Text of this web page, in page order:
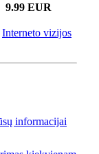
9.99 EUR
Interneto vizijos